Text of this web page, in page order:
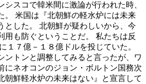
シスコで韓米間に激論が行われた時、
。 米国は『北朝鮮の軽水炉には未来
とした。 北朝鮮が疑わしいから、今
用も防ぐということだ。 私たちは反
１７億－１８億ドルを投じていた。
ントンと調整してみると言ったが、ワ
にネオコンのジョン・ボルトン国務次
朝鮮軽水炉の未来はない』と宣言して